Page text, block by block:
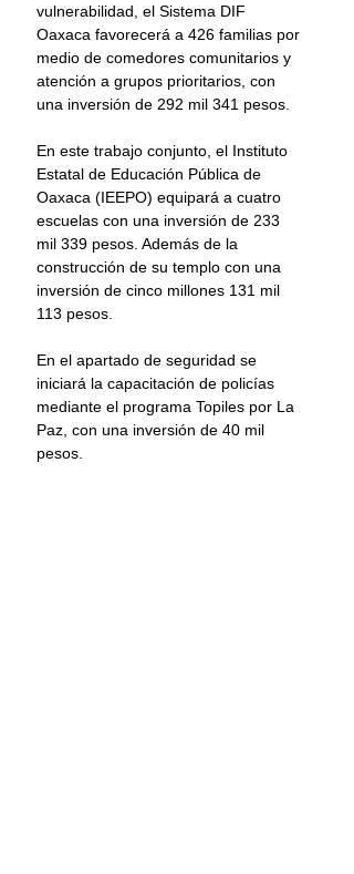
vulnerabilidad, el Sistema DIF
Oaxaca favorecerá a 426 familias por
medio de comedores comunitarios y
atención a grupos prioritarios, con
una inversión de 292 mil 341 pesos.
En este trabajo conjunto, el Instituto
Estatal de Educación Pública de
Oaxaca (IEEPO) equipará a cuatro
escuelas con una inversión de 233
mil 339 pesos. Además de la
construcción de su templo con una
inversión de cinco millones 131 mil
113 pesos.
En el apartado de seguridad se
iniciará la capacitación de policías
mediante el programa Topiles por La
Paz, con una inversión de 40 mil
pesos.